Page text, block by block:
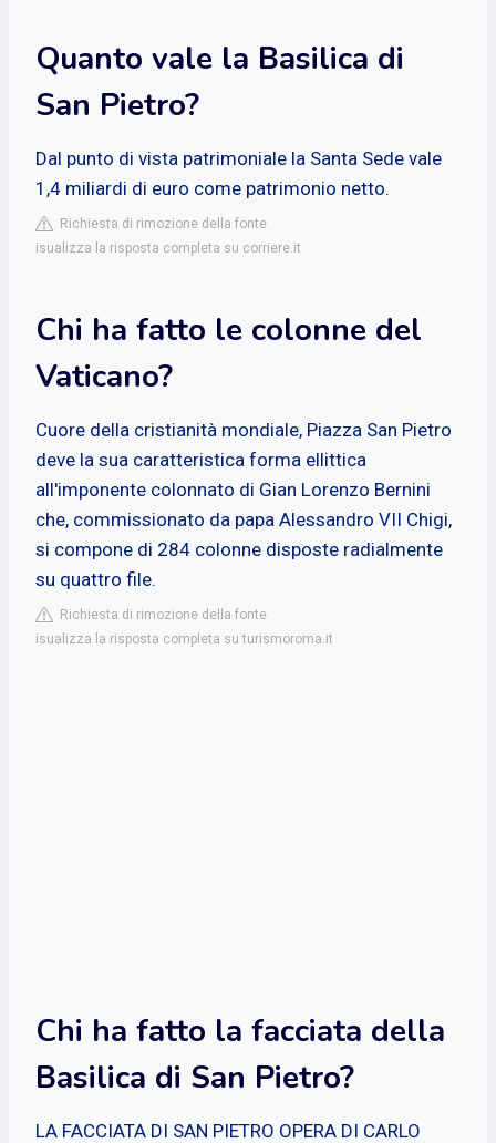
Quanto vale la Basilica di
San Pietro?
Dal punto di vista patrimoniale la Santa Sede vale
1,4 miliardi di euro come patrimonio netto.
Richiesta di rimozione della fonte
isualizza la risposta completa su corriere.it
Chi ha fatto le colonne del
Vaticano?
Cuore della cristianità mondiale, Piazza San Pietro
deve la sua caratteristica forma ellittica
all'imponente colonnato di Gian Lorenzo Bernini
che, commissionato da papa Alessandro VII Chigi,
si compone di 284 colonne disposte radialmente
su quattro file.
Richiesta di rimozione della fonte
isualizza la risposta completa su turismoroma.it
Chi ha fatto la facciata della
Basilica di San Pietro?
LA FACCIATA DI SAN PIETRO OPERA DI CARLO